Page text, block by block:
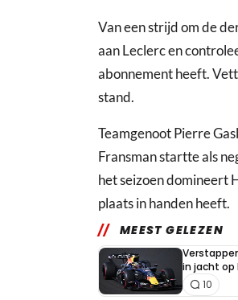
Van een strijd om de
aan Leclerc en
abonnement heeft.
stand.
Teamgenoot Pierre
Fransman startte als
het seizoen domineert
plaats in handen heeft.
MEEST GELEZEN
in jacht op
10